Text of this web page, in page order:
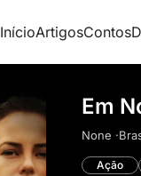
InícioArtigosContos
Em
None ·
Ação